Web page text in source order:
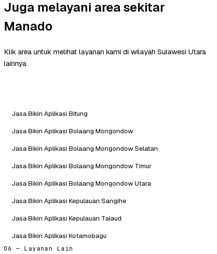
Juga melayani area sekitar
Manado
Klik area untuk melihat layanan kami di wilayah Sulawesi Utara
lainnya.
Jasa Bikin Aplikasi Bitung
Jasa Bikin Aplikasi Bolaang Mongondow
Jasa Bikin Aplikasi Bolaang Mongondow Selatan
Jasa Bikin Aplikasi Bolaang Mongondow Timur
Jasa Bikin Aplikasi Bolaang Mongondow Utara
Jasa Bikin Aplikasi Kepulauan Sangihe
Jasa Bikin Aplikasi Kepulauan Talaud
Jasa Bikin Aplikasi Kotamobagu
06 — Layanan Lain